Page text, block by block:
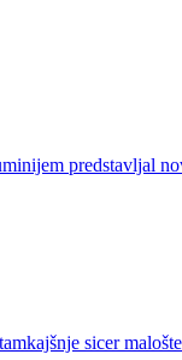
predstavljal
sicer